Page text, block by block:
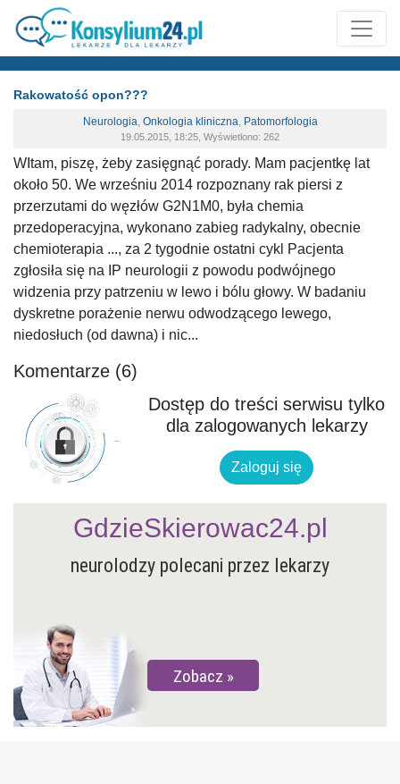
Rakowatość opon???
Neurologia, Onkologia kliniczna, Patomorfologia
19.05.2015, 18:25, Wyświetlono: 262
WItam, piszę, żeby zasięgnąć porady. Mam pacjentkę lat
około 50. We wrześniu 2014 rozpoznany rak piersi z
przerzutami do węzłów G2N1M0, była chemia
przedoperacyjna, wykonano zabieg radykalny, obecnie
chemioterapia ..., za 2 tygodnie ostatni cykl Pacjenta
zgłosiła się na IP neurologii z powodu podwójnego
widzenia przy patrzeniu w lewo i bólu głowy. W badaniu
dyskretne porażenie nerwu odwodzącego lewego,
niedosłuch (od dawna) i nic...
Komentarze (6)
Dostęp do treści serwisu tylko
dla zalogowanych lekarzy
Zaloguj się
neurolodzy polecani przez lekarzy
Zobacz
GdzieSkierowac24.pl